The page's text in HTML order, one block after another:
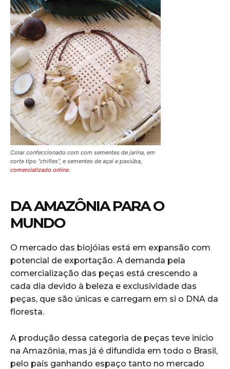
Colar confeccionado com com sementes de jarina, em
corte tipo “chifles”, e sementes de açaí e paxiúba,
comercializado online.
DA AMAZÔNIA PARA O
MUNDO
O mercado das biojóias está em expansão com
potencial de exportação. A demanda pela
comercialização das peças está crescendo a
cada dia devido à beleza e exclusividade das
peças, que são únicas e carregam em si o DNA da
floresta.
A produção dessa categoria de peças teve início
na Amazônia, mas já é difundida em todo o Brasil,
pelo país ganhando espaço tanto no mercado